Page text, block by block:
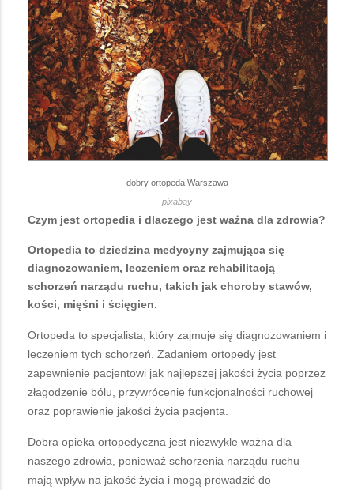
dobry ortopeda Warszawa
pixabay
Czym jest ortopedia i dlaczego jest ważna dla zdrowia?
Ortopedia to dziedzina medycyny zajmująca się
diagnozowaniem, leczeniem oraz rehabilitacją
schorzeń narządu ruchu, takich jak choroby stawów,
kości, mięśni i ścięgien.
Ortopeda to specjalista, który zajmuje się diagnozowaniem i
leczeniem tych schorzeń. Zadaniem ortopedy jest
zapewnienie pacjentowi jak najlepszej jakości życia poprzez
złagodzenie bólu, przywrócenie funkcjonalności ruchowej
oraz poprawienie jakości życia pacjenta.
Dobra opieka ortopedyczna jest niezwykle ważna dla
naszego zdrowia, ponieważ schorzenia narządu ruchu
mają wpływ na jakość życia i mogą prowadzić do